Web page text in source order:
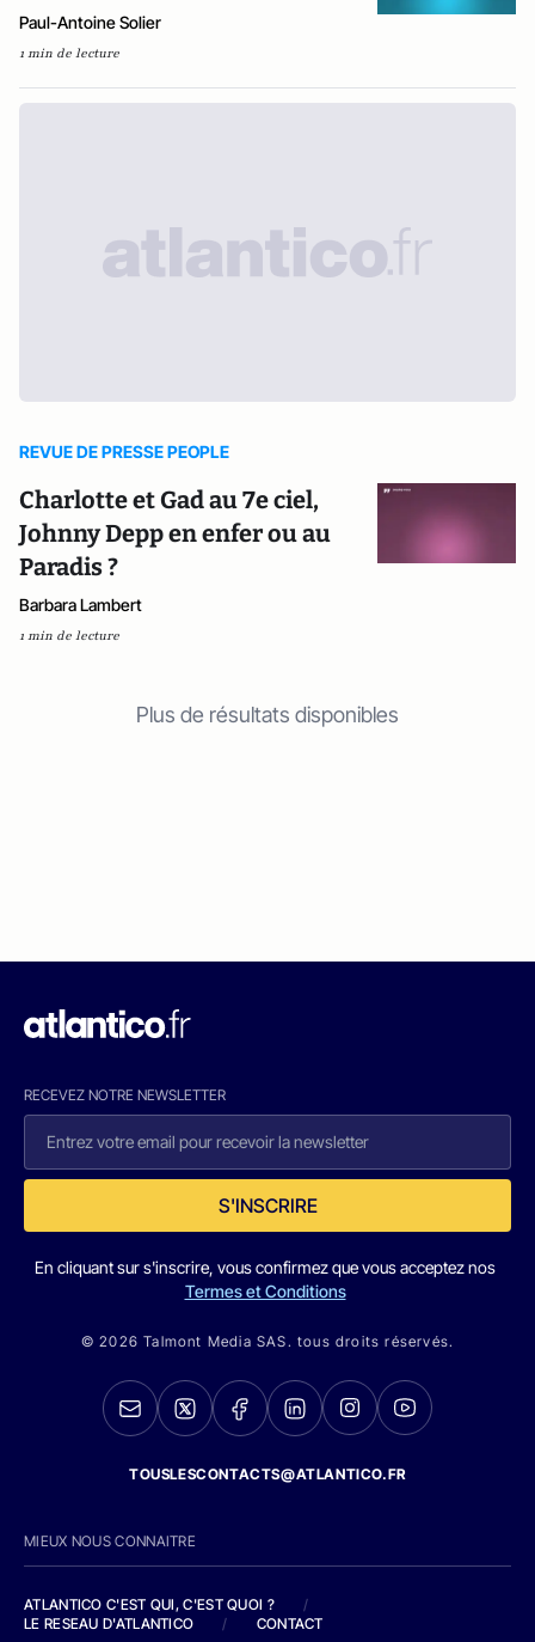
Paul-Antoine Solier
1 min de lecture
REVUE DE PRESSE PEOPLE
Charlotte et Gad au 7e ciel,
Johnny Depp en enfer ou au
Paradis ?
Barbara Lambert
1 min de lecture
Plus de résultats disponibles
RECEVEZ NOTRE NEWSLETTER
S'INSCRIRE
En cliquant sur s'inscrire, vous confirmez que vous acceptez nos
Termes et Conditions
© 2026 Talmont Media SAS. tous droits réservés.
TOUSLESCONTACTS@ATLANTICO.FR
MIEUX NOUS CONNAITRE
ATLANTICO C'EST QUI, C'EST QUOI ?
/
LE RESEAU D'ATLANTICO
/ CONTACT